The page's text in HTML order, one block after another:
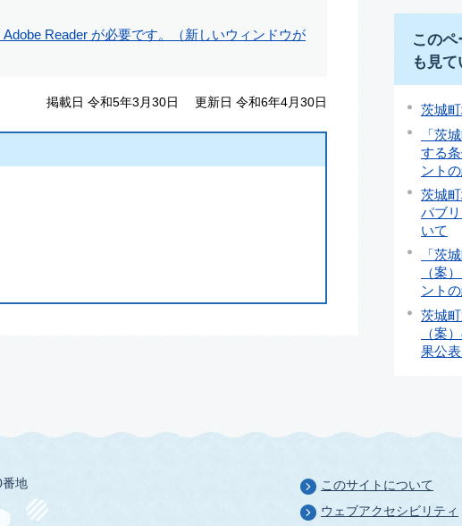
Reader が必要です。（新しいウィンドウが
掲載日 令和5年3月30日 更新日 令和6年4月30日
この
も見
茨城
「茨
する
ント
茨城
パブ
いて
「茨
（案
ント
茨城
（案
果公
番地
このサイトについて
ウェブアクセシビリティ